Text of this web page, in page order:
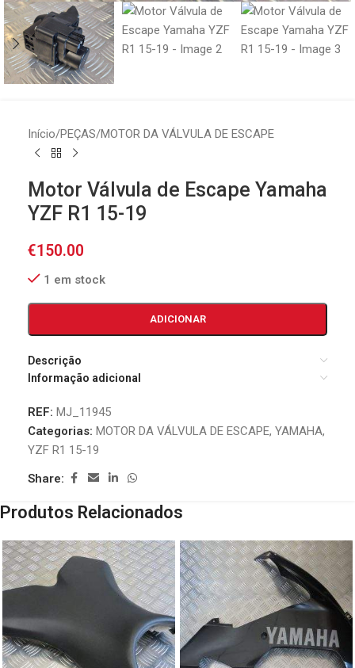
Início/PEÇAS/MOTOR DA VÁLVULA DE ESCAPE
Motor Válvula de Escape Yamaha
YZF R1 15-19
€150.00
1 em stock
ADICIONAR
Descrição
Informação adicional
REF: MJ_11945
Categorias: MOTOR DA VÁLVULA DE ESCAPE, YAMAHA,
YZF R1 15-19
Share:
Produtos Relacionados